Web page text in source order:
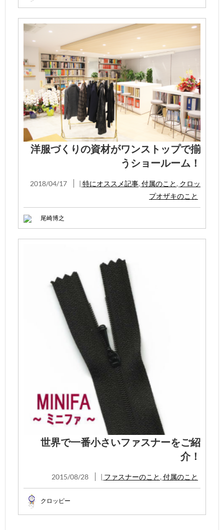
洋服づくりの資材がワンストップで揃
うショールーム！
2018/04/17 | 特にオススメ記事, 付属のこと , クロッ
プオザキのこと
尾崎博之
世界で一番小さいファスナーをご紹
介！
2015/08/28 | ファスナーのこと , 付属のこと
クロッピー